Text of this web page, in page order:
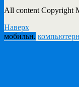
All content Copyright
Наверх
мобильн.